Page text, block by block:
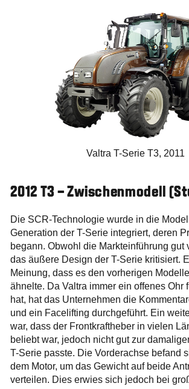
Valtra T-Serie T3, 2011
2012 T3 – Zwischenmodell
Die SCR-Technologie wurde in die
Generation der T-Serie integriert, deren
begann. Obwohl die Markteinführung gut
das äußere Design der T-Serie kritisiert.
Meinung, dass es den vorherigen
ähnelte. Da Valtra immer ein offenes Ohr
hat, hat das Unternehmen die
und ein Facelifting durchgeführt. Ein
war, dass der Frontkraftheber in vielen
beliebt war, jedoch nicht gut zur
T-Serie passte. Die Vorderachse befand
dem Motor, um das Gewicht auf beide
verteilen. Dies erwies sich jedoch bei